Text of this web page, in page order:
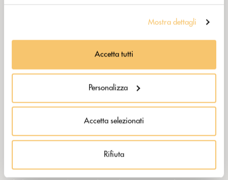
Mostra dettagli
Accetta tutti
Personalizza
Accetta selezionati
Rifiuta
PRATICA